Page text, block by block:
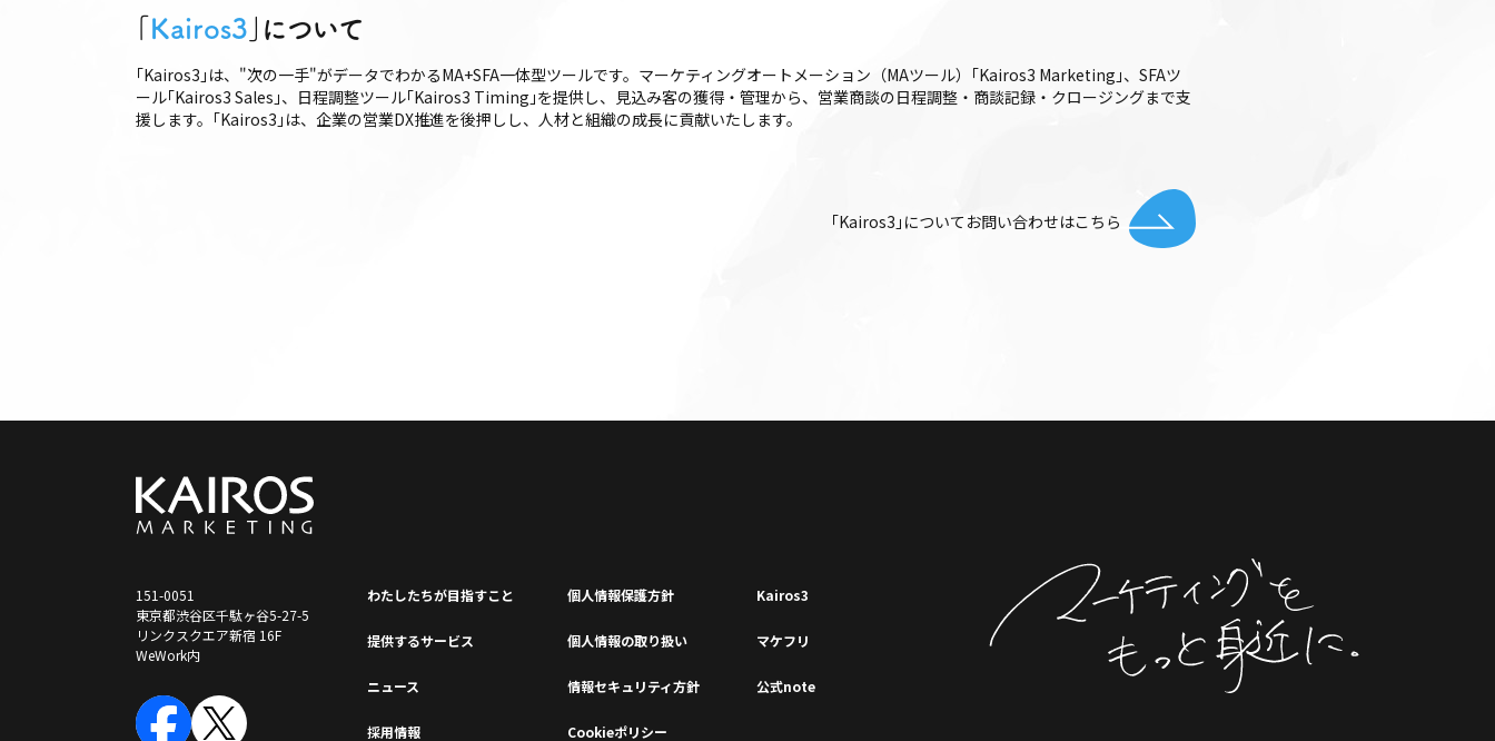
Kairos3 ｣について
｢Kairos3｣は、"次の一手"がデータでわかるMA+SFA一体型ツールです。マーケティングオートメーション（MAツール）｢Kairos3 Marketing｣、SFAツ
ール｢Kairos3 Sales｣、日程調整ツール｢Kairos3 Timing｣を提供し、見込み客の獲得・管理から、営業商談の日程調整・商談記録・クロージングまで支
援します。｢Kairos3｣は、企業の営業DX推進を後押しし、人材と組織の成長に貢献いたします。
｢Kairos3｣についてお問い合わせはこちら
151-0051
東京都渋谷区千駄ヶ谷5-27-5
リンクスクエア新宿 16F
WeWork内
わたしたちが⽬指すこと
提供するサービス
ニュース
採⽤情報
個⼈情報保護⽅針
個⼈情報の取り扱い
情報セキュリティ⽅針
Cookieポリシー
Kairos3
マケフリ
公式note